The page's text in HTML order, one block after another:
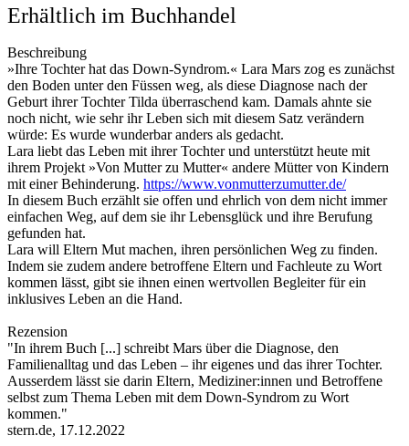
Erhältlich im Buchhandel
Beschreibung
»Ihre Tochter hat das Down-Syndrom.« Lara Mars zog es zunächst
den Boden unter den Füssen weg, als diese Diagnose nach der
Geburt ihrer Tochter Tilda überraschend kam. Damals ahnte sie
noch nicht, wie sehr ihr Leben sich mit diesem Satz verändern
würde: Es wurde wunderbar anders als gedacht.
Lara liebt das Leben mit ihrer Tochter und unterstützt heute mit
ihrem Projekt »Von Mutter zu Mutter« andere Mütter von Kindern
mit einer Behinderung. https://www.vonmutterzumutter.de/
In diesem Buch erzählt sie offen und ehrlich von dem nicht immer
einfachen Weg, auf dem sie ihr Lebensglück und ihre Berufung
gefunden hat.
Lara will Eltern Mut machen, ihren persönlichen Weg zu finden.
Indem sie zudem andere betroffene Eltern und Fachleute zu Wort
kommen lässt, gibt sie ihnen einen wertvollen Begleiter für ein
inklusives Leben an die Hand.
Rezension
"In ihrem Buch [...] schreibt Mars über die Diagnose, den
Familienalltag und das Leben – ihr eigenes und das ihrer Tochter.
Ausserdem lässt sie darin Eltern, Mediziner:innen und Betroffene
selbst zum Thema Leben mit dem Down-Syndrom zu Wort
kommen."
stern.de, 17.12.2022